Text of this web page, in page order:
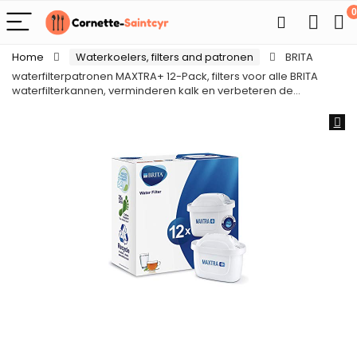
0
Home Waterkoelers, filters and patronen
BRITA
waterfilterpatronen MAXTRA+ 12-Pack, filters voor alle BRITA
waterfilterkannen, verminderen kalk en verbeteren de…